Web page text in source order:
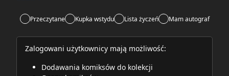
Przeczytane Kupka wstydu Lista życzeń Mam autograf
Zalogowani użytkownicy mają możliwość:
Dodawania komiksów do kolekcji